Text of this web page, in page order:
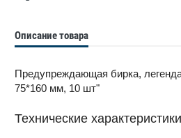
Описание товара
Предупреждающая бирка,
75*160 мм, 10 шт"
Технические характеристики